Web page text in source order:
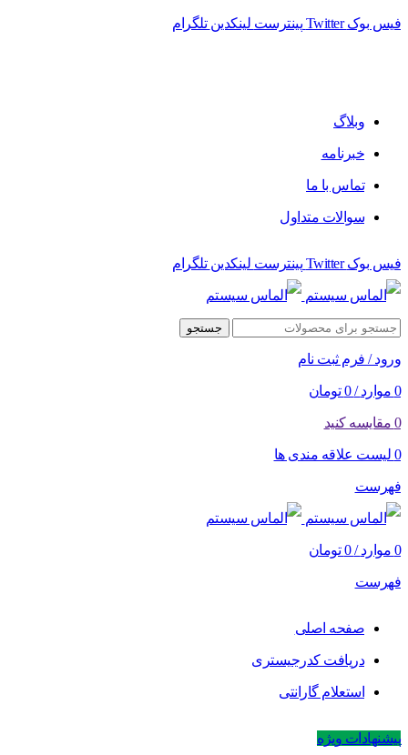
فیس بوک Twitter پینترست لینکدین تلگرام
وبلاگ
خبرنامه
تماس با ما
سوالات متداول
فیس بوک Twitter پینترست لینکدین تلگرام
جستجو
ورود / فرم ثبت نام
0 موارد /
0 تومان
0 مقایسه کنید
0 لیست علاقه مندی ها
فهرست
0 موارد /
0 تومان
فهرست
صفحه اصلی
دریافت کدرجیستری
استعلام گارانتی
پیشنهادات ویژه